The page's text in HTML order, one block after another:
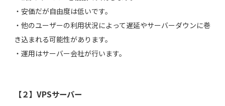
・安価だが自由度は低いです。
・他のユーザーの利用状況によって遅延やサーバーダウンに巻
き込まれる可能性があります。
・運用はサーバー会社が行います。
【２】VPSサーバー